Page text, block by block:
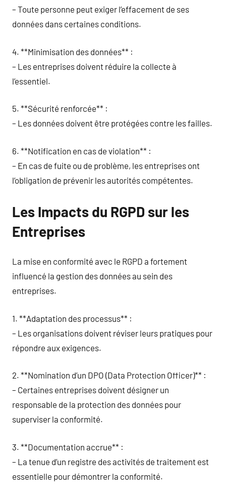
– Toute personne peut exiger l’effacement de ses
données dans certaines conditions.
4. **Minimisation des données** :
– Les entreprises doivent réduire la collecte à
l’essentiel.
5. **Sécurité renforcée** :
– Les données doivent être protégées contre les failles.
6. **Notification en cas de violation** :
– En cas de fuite ou de problème, les entreprises ont
l’obligation de prévenir les autorités compétentes.
Les Impacts du RGPD sur les
Entreprises
La mise en conformité avec le RGPD a fortement
influencé la gestion des données au sein des
entreprises.
1. **Adaptation des processus** :
– Les organisations doivent réviser leurs pratiques pour
répondre aux exigences.
2. **Nomination d’un DPO (Data Protection Officer)** :
– Certaines entreprises doivent désigner un
responsable de la protection des données pour
superviser la conformité.
3. **Documentation accrue** :
– La tenue d’un registre des activités de traitement est
essentielle pour démontrer la conformité.